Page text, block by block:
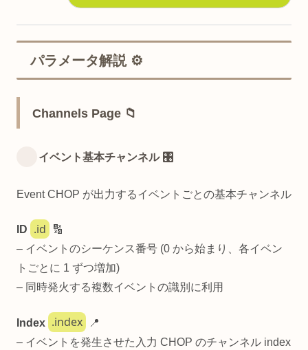
パラメータ解説 ⚙️
Channels Page 📁
イベント基本チャンネル 🎛️
Event CHOP が出力するイベントごとの基本チャンネル
ID .id
🔢
– イベントのシーケンス番号 (0 から始まり、各イベン
トごとに 1 ずつ増加)
– 同時発火する複数イベントの識別に利用
Index .index
📍
– イベントを発生させた入力 CHOP のチャンネル index